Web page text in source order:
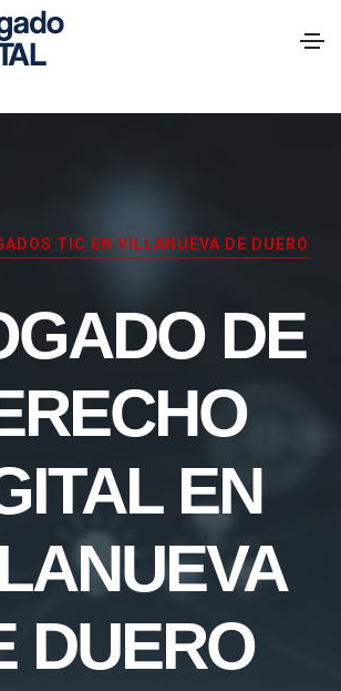
TIC EN VILLANUEVA DE DUERO
DE
EN
DUERO